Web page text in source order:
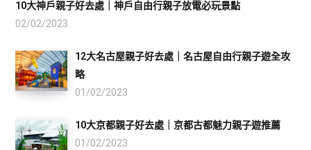
10大神戶親子好去處｜神戶自由行親子放電必玩景點
02/02/2023
12大名古屋親子好去處｜名古屋自由行親子遊全攻
略
01/02/2023
10大京都親子好去處｜京都古都魅力親子遊推薦
01/02/2023